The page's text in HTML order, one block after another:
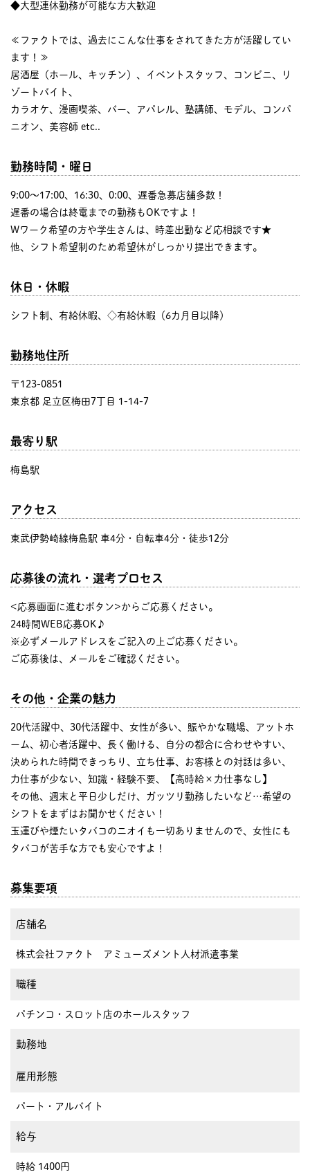
◆大型連休勤務が可能な方大歓迎
≪ファクトでは、過去にこんな仕事をされてきた方が活躍してい
ます！≫
居酒屋（ホール、キッチン）、イベントスタッフ、コンビニ、リ
ゾートバイト、
カラオケ、漫画喫茶、バー、アパレル、塾講師、モデル、コンパ
ニオン、美容師 etc..
勤務時間・曜日
9:00〜17:00、16:30、0:00、遅番急募店舗多数！
遅番の場合は終電までの勤務もOKですよ！
Wワーク希望の方や学生さんは、時差出勤など応相談です★
他、シフト希望制のため希望休がしっかり提出できます。
休日・休暇
シフト制、有給休暇、◇有給休暇（6カ月目以降）
勤務地住所
〒123-0851
東京都 足立区梅田7丁目 1-14-7
最寄り駅
梅島駅
アクセス
東武伊勢崎線梅島駅 車4分・自転車4分・徒歩12分
応募後の流れ・選考プロセス
<応募画面に進むボタン>からご応募ください。
24時間WEB応募OK♪
※必ずメールアドレスをご記入の上ご応募ください。
ご応募後は、メールをご確認ください。
その他・企業の魅力
20代活躍中、30代活躍中、女性が多い、賑やかな職場、アットホ
ーム、初心者活躍中、長く働ける、自分の都合に合わせやすい、
決められた時間できっちり、立ち仕事、お客様との対話は多い、
力仕事が少ない、知識・経験不要、【高時給×力仕事なし】
その他、週末と平日少しだけ、ガッツリ勤務したいなど…希望の
シフトをまずはお聞かせください！
玉運びや煙たいタバコのニオイも一切ありませんので、女性にも
タバコが苦手な方でも安心ですよ！
募集要項
店舗名
株式会社ファクト アミューズメント人材派遣事業
職種
パチンコ・スロット店のホールスタッフ
勤務地
雇用形態
パート・アルバイト
給与
時給 1400円